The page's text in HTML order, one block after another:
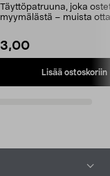
Täyttöpatruuna, joka
myymälästä – muista
3,00
Lisää ostoskoriin